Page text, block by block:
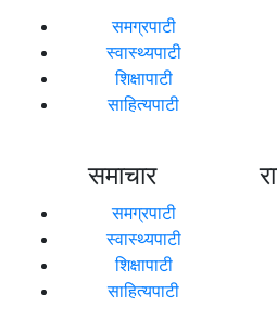
समग्रपाटी
स्वास्थ्यपाटी
शिक्षापाटी
साहित्यपाटी
समाचार
समग्रपाटी
स्वास्थ्यपाटी
शिक्षापाटी
साहित्यपाटी